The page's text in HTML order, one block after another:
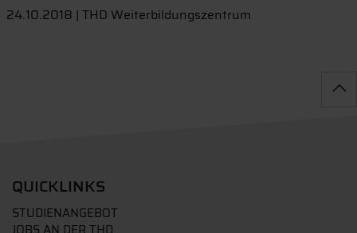
24.10.2018 | THD Weiterbildungszentrum
QUICKLINKS
STUDIENANGEBOT